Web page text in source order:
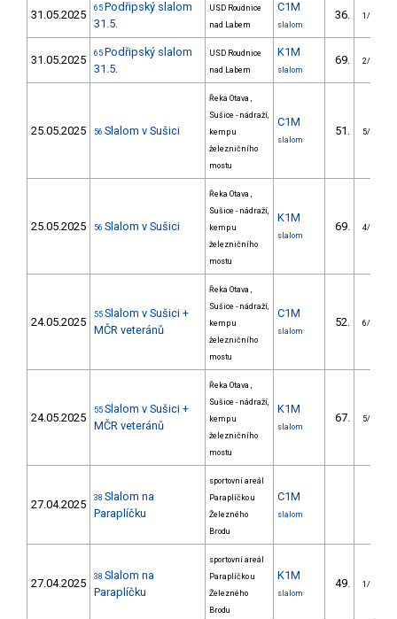
31.05.2025 65 Podřipský slalom
31.5.
USD Roudnice
nad Labem
C1M
slalom
36. 1/VS
31.05.2025 65 Podřipský slalom
31.5.
USD Roudnice
nad Labem
K1M
slalom
69. 2/VS
25.05.2025 56 Slalom v Sušici
Řeka Otava ,
Sušice - nádraží,
kemp u
železničního
mostu
C1M
slalom
51. 5/VS
25.05.2025 56 Slalom v Sušici
Řeka Otava ,
Sušice - nádraží,
kemp u
železničního
mostu
K1M
slalom
69. 4/VS
24.05.2025
55 Slalom v Sušici +
MČR veteránů
Řeka Otava ,
Sušice - nádraží,
kemp u
železničního
mostu
C1M
slalom
52. 6/VS
24.05.2025
55 Slalom v Sušici +
MČR veteránů
Řeka Otava ,
Sušice - nádraží,
kemp u
železničního
mostu
K1M
slalom
67. 5/VS
27.04.2025 38 Slalom na
Paraplíčku
sportovní areál
Paraplíčko u
Železného
Brodu
C1M
slalom
27.04.2025 38 Slalom na
Paraplíčku
sportovní areál
Paraplíčko u
Železného
Brodu
K1M
slalom
49. 1/VS